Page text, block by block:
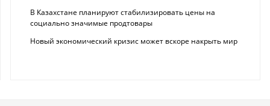
В Казахстане планируют стабилизировать цены на
социально значимые продтовары
Новый экономический кризис может вскоре накрыть мир